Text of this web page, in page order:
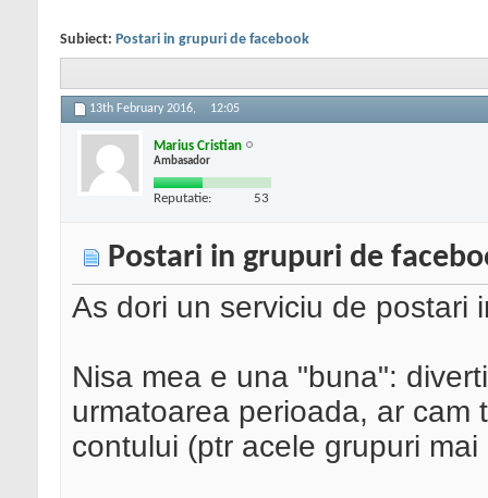
Subiect: Postari in grupuri de facebook
13th February 2016, 12:05
Marius Cristian
Ambasador
Reputatie: 53
Postari in grupuri de
As dori un serviciu de postari
Nisa mea e una "buna":
urmatoarea perioada, ar cam
contului (ptr acele grupuri mai